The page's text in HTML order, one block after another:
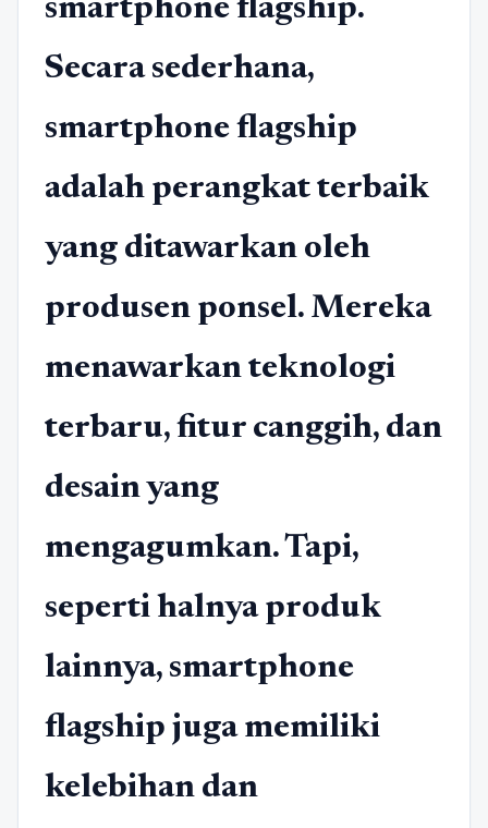
smartphone flagship.
Secara sederhana,
smartphone flagship
adalah perangkat terbaik
yang ditawarkan oleh
produsen ponsel. Mereka
menawarkan teknologi
terbaru, fitur canggih, dan
desain yang
mengagumkan. Tapi,
seperti halnya produk
lainnya, smartphone
flagship juga memiliki
kelebihan dan